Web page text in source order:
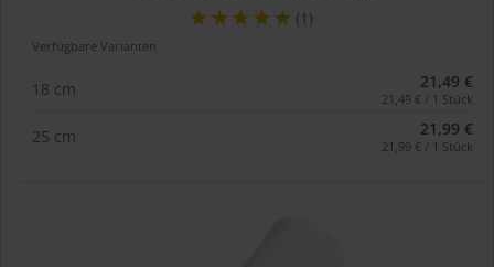
(1)
Verfügbare Varianten
18 cm 21,49 €
21,49 € / 1 Stück
25 cm 21,99 €
21,99 € / 1 Stück